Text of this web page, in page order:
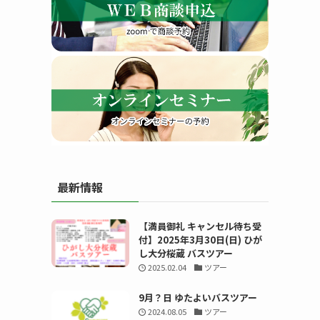
す
る
最新情報
【満員御礼 キャンセル待ち受
付】2025年3月30日(日) ひが
し大分桜蔵 バスツアー
2025.02.04 ツアー
9月？日 ゆたよいバスツアー
2024.08.05 ツアー